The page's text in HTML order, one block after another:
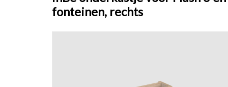
fonteinen, rechts